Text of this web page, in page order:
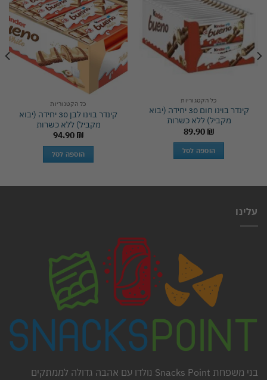
wishlist
כל הקטגוריות
קינדר בוינו חום 30 יחידה (יבוא
מקביל) ללא כשרות
89.90 ₪
הוספה לסל
Add to
wishlist
כל הקטגוריות
קינדר בוינו לבן 30 יחידה (יבוא
מקביל) ללא כשרות
94.90 ₪
הוספה לסל
עלינו
בני משפחת Snacks Point נולדו עם אהבה גדולה לממתקים